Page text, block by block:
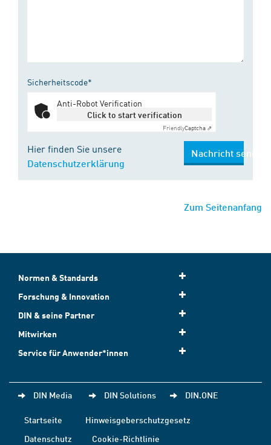
Sicherheitscode*
Anti-Robot Verification
Click to start verification
FriendlyCaptcha ⇗
Hier finden Sie unsere
Datenschutzerklärung
Nachricht senden
Zum Seitenanfang
Normen & Standards
Forschung & Innovation
DIN & seine Partner
Mitwirken
Service für Anwender*innen
DIN Media DIN Solutions DIN.ONE
Startseite
Hinweisgeberschutzgesetz
Datenschutz
Cookie-Richtlinie